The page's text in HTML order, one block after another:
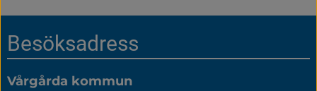
Sidfot
Besöksadress
Vårgårda kommun